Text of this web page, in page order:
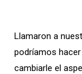
Llamaron a
podríamos
cambiarle el